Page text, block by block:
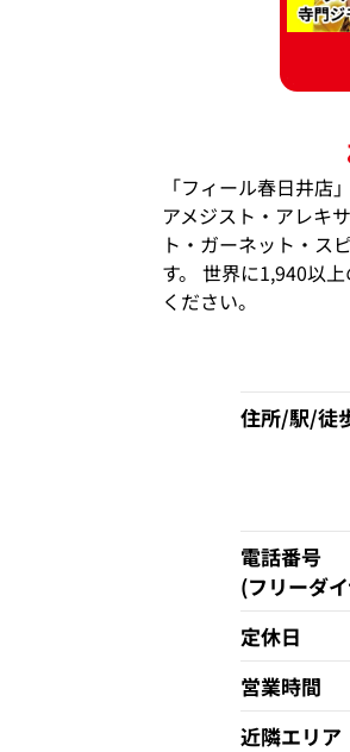
「フィール春日井
アメジスト・アレキ
ト・ガーネット・ス
す。 世界に1,940以
ください。
住所/駅/徒
電話番号
(フリーダ
定休日
営業時間
近隣エリア